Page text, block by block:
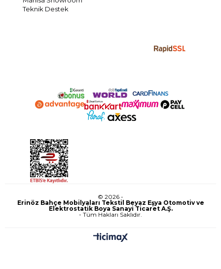
Teknik Destek
© 2026 -
Erinöz Bahçe Mobilyaları Tekstil Beyaz Eşya Otomotiv ve
Elektrostatik Boya Sanayi Ticaret A.Ş.
- Tüm Hakları Saklıdır.